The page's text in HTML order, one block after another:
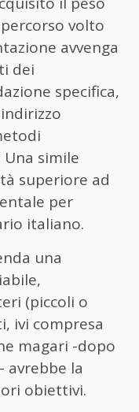
volto
avvenga
dei
specifica,
simile
superiore ad
per
italiano.
una
(piccoli o
ivi compresa
magari -dopo
avrebbe la
obiettivi.